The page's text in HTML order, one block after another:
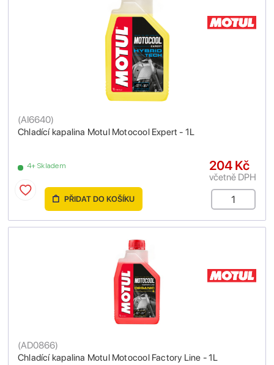
Chladící kapalina Motul Motocool Expert - 1L
(AI6640)
4+ Skladem 204 Kč
včetně DPH
PŘIDAT DO KOŠÍKU
Chladící kapalina Motul Motocool Factory Line - 1L
(AD0866)